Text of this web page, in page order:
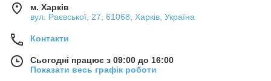
м. Харків
вул. Раєвської, 27, 61068, Харків, Україна
Контакти
Сьогодні працює з 09:00 до 16:00
Показати весь графік роботи